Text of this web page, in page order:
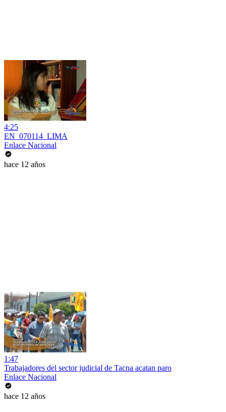
4:25
EN_070114_LIMA
Enlace Nacional
hace 12 años
1:47
Trabajadores del sector judicial de Tacna acatan paro
Enlace Nacional
hace 12 años